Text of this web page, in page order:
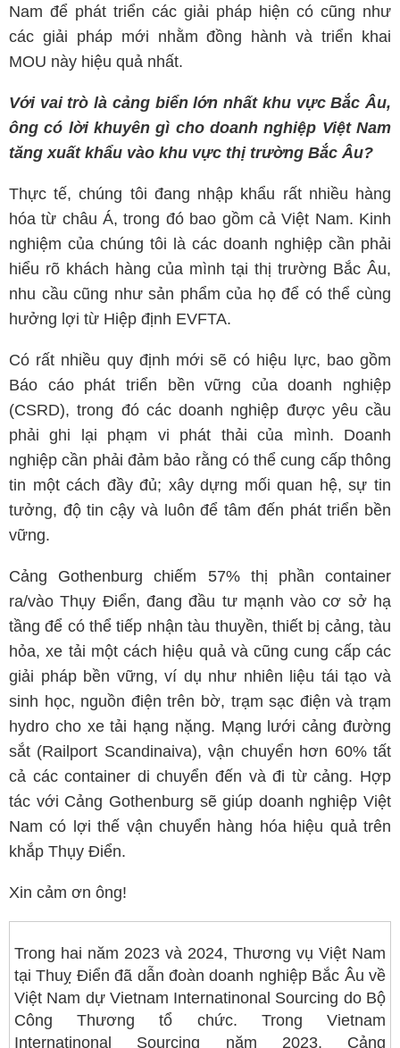
Nam để phát triển các giải pháp hiện có cũng như
các giải pháp mới nhằm đồng hành và triển khai
MOU này hiệu quả nhất.
Với vai trò là cảng biển lớn nhất khu vực Bắc Âu,
ông có lời khuyên gì cho doanh nghiệp Việt Nam
tăng xuất khẩu vào khu vực thị trường Bắc Âu?
Thực tế, chúng tôi đang nhập khẩu rất nhiều hàng
hóa từ châu Á, trong đó bao gồm cả Việt Nam. Kinh
nghiệm của chúng tôi là các doanh nghiệp cần phải
hiểu rõ khách hàng của mình tại thị trường Bắc Âu,
nhu cầu cũng như sản phẩm của họ để có thể cùng
hưởng lợi từ Hiệp định EVFTA.
Có rất nhiều quy định mới sẽ có hiệu lực, bao gồm
Báo cáo phát triển bền vững của doanh nghiệp
(CSRD), trong đó các doanh nghiệp được yêu cầu
phải ghi lại phạm vi phát thải của mình. Doanh
nghiệp cần phải đảm bảo rằng có thể cung cấp thông
tin một cách đầy đủ; xây dựng mối quan hệ, sự tin
tưởng, độ tin cậy và luôn để tâm đến phát triển bền
vững.
Cảng Gothenburg chiếm 57% thị phần container
ra/vào Thụy Điển, đang đầu tư mạnh vào cơ sở hạ
tầng để có thể tiếp nhận tàu thuyền, thiết bị cảng, tàu
hỏa, xe tải một cách hiệu quả và cũng cung cấp các
giải pháp bền vững, ví dụ như nhiên liệu tái tạo và
sinh học, nguồn điện trên bờ, trạm sạc điện và trạm
hydro cho xe tải hạng nặng. Mạng lưới cảng đường
sắt (Railport Scandinaiva), vận chuyển hơn 60% tất
cả các container di chuyển đến và đi từ cảng. Hợp
tác với Cảng Gothenburg sẽ giúp doanh nghiệp Việt
Nam có lợi thế vận chuyển hàng hóa hiệu quả trên
khắp Thụy Điển.
Xin cảm ơn ông!
Trong hai năm 2023 và 2024, Thương vụ Việt Nam
tại Thuỵ Điển đã dẫn đoàn doanh nghiệp Bắc Âu về
Việt Nam dự Vietnam Internatinonal Sourcing do Bộ
Công Thương tổ chức. Trong Vietnam
Internatinonal Sourcing năm 2023, Cảng